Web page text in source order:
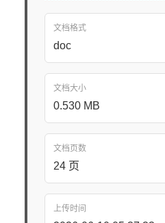
文档格式
doc
文档大小
0.530 MB
文档页数
24 页
上传时间